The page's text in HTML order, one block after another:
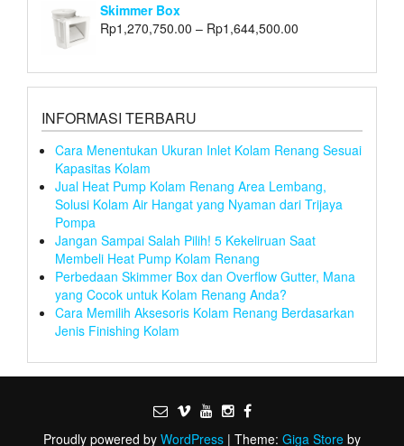
Skimmer Box
Rp1,270,750.00 – Rp1,644,500.00
INFORMASI TERBARU
Cara Menentukan Ukuran Inlet Kolam Renang Sesuai
Kapasitas Kolam
Jual Heat Pump Kolam Renang Area Lembang,
Solusi Kolam Air Hangat yang Nyaman dari Trijaya
Pompa
Jangan Sampai Salah Pilih! 5 Kekeliruan Saat
Membeli Heat Pump Kolam Renang
Perbedaan Skimmer Box dan Overflow Gutter, Mana
yang Cocok untuk Kolam Renang Anda?
Cara Memilih Aksesoris Kolam Renang Berdasarkan
Jenis Finishing Kolam
Proudly powered by WordPress | Theme: Giga Store by